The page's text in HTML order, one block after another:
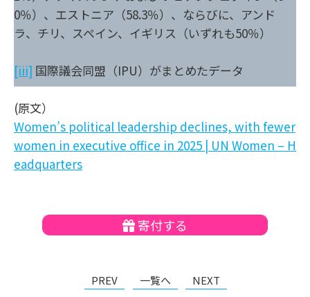
0％）、エストニア（58.3％）、ならびに、アンド
ラ、チリ、スペイン、イギリス（いずれも50％）
[iii] 国際議会同盟（IPU）がまとめたデータ
(原文）
Women’s political leadership declines, with fewer
women in executive office in 2025 | UN Women – H
eadquarters
寄付する
PREV 一覧へ NEXT